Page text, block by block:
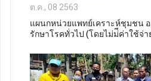
ต.ค., 08 2563
แผนกหน่วยแพทย์เคราะห์ชุมชน
รักษาโรคทั่วไป (โดยไม่ม่ีค่าใช้จ่า